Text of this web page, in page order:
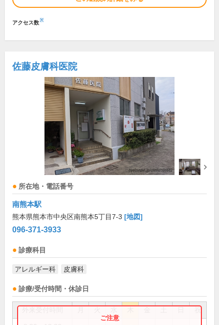
アクセス数※
佐藤皮膚科医院
所在地・電話番号
南熊本駅
熊本県熊本市中央区南熊本5丁目7-3 [地図]
096-371-3933
診療科目
アレルギー科 皮膚科
診療/受付時間・休診日
祝